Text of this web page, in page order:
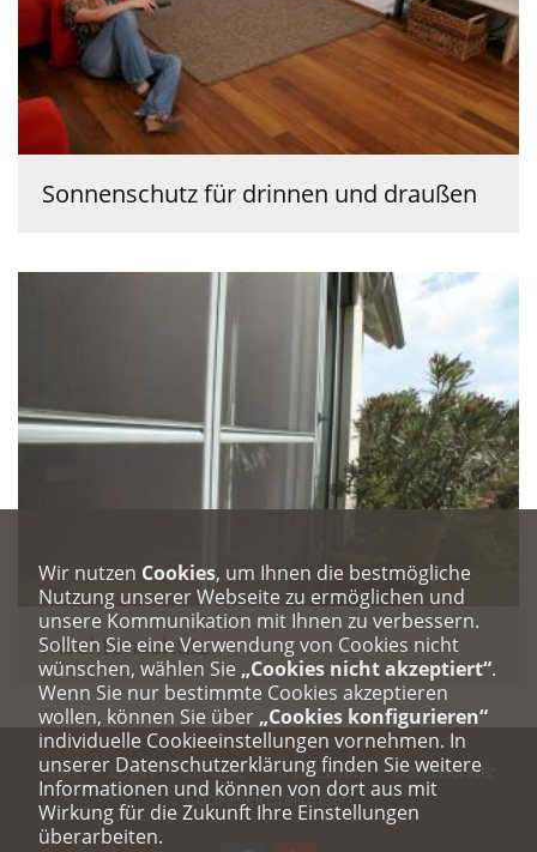
Sonnenschutz für drinnen und draußen
Insektenschutz
Start Login Kontakt Impressum
Datenschutz
Cookie-Einstellungen
Wir nutzen Cookies, um Ihnen die bestmögliche
Nutzung unserer Webseite zu ermöglichen und
unsere Kommunikation mit Ihnen zu verbessern.
Sollten Sie eine Verwendung von Cookies nicht
wünschen, wählen Sie „Cookies nicht akzeptiert“.
Wenn Sie nur bestimmte Cookies akzeptieren
wollen, können Sie über „Cookies konfigurieren“
individuelle Cookieeinstellungen vornehmen. In
unserer Datenschutzerklärung finden Sie weitere
Informationen und können von dort aus mit
Wirkung für die Zukunft Ihre Einstellungen
überarbeiten.